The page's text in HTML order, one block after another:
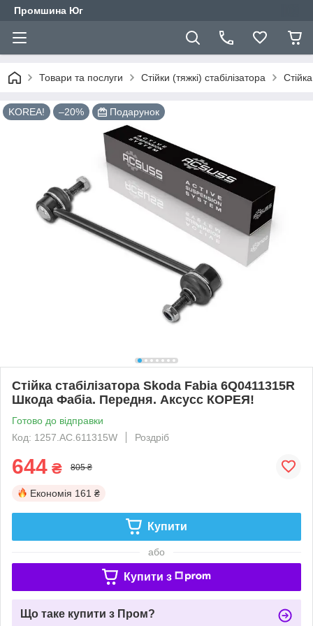
Промшина Юг
Товари та послуги Стійки (тяжкі) стабілізатора
KOREA! –20% Подарунок
Стійка стабілізатора Skoda Fabia 6Q0411315R
Шкода Фабіа. Передня. Аксусс КОРЕЯ!
Готово до відправки
Код: 1257.AC.611315W
Роздріб
644 ₴ 805 ₴
Економія 161 ₴
Купити
або
Купити з
Що таке купити з Пром?